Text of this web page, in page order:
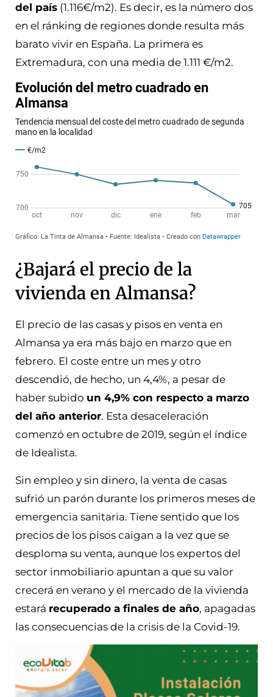
del país (1.116€/m2). Es decir, es la número dos
en el ránking de regiones donde resulta más
barato vivir en España. La primera es
Extremadura, con una media de 1.111 €/m2.
¿Bajará el precio de la
vivienda en Almansa?
El precio de las casas y pisos en venta en
Almansa ya era más bajo en marzo que en
febrero. El coste entre un mes y otro
descendió, de hecho, un 4,4%, a pesar de
haber subido un 4,9% con respecto a marzo
del año anterior. Esta desaceleración
comenzó en octubre de 2019, según el índice
de Idealista.
Sin empleo y sin dinero, la venta de casas
sufrió un parón durante los primeros meses de
emergencia sanitaria. Tiene sentido que los
precios de los pisos caigan a la vez que se
desploma su venta, aunque los expertos del
sector inmobiliario apuntan a que su valor
crecerá en verano y el mercado de la vivienda
estará recuperado a finales de año, apagadas
las consecuencias de la crisis de la Covid-19.